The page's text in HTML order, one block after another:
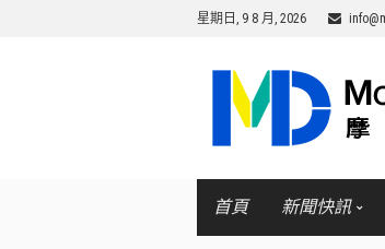
星期日, 9 8 月, 2026
首頁 新聞快訊